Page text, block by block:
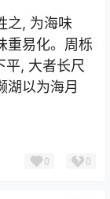
之, 为海味
重易化。周栎
平, 大者长尺
湖以为海月
0 0